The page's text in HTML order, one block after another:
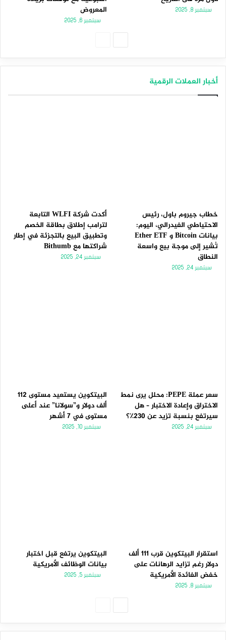
سبتمبر 8, 2025
المعروض
سبتمبر 6, 2025
أخبار العملات الرقمية
خطاب جيروم باول، رئيس
الاحتياطي الفيدرالي، اليوم:
بيانات Bitcoin و Ether ETF
تُشير إلى موجة بيع واسعة
النطاق
سبتمبر 24, 2025
أكدت شركة WLFI التابعة
لترامب إطلاق بطاقة الخصم
وتطبيق البيع بالتجزئة في إطار
شراكتها مع Bithumb
سبتمبر 24, 2025
سعر عملة PEPE: محلل يرى نمط
الاختراق وإعادة الاختبار – هل
سيرتفع بنسبة تزيد عن 230٪؟
سبتمبر 24, 2025
البيتكوين يستعيد مستوى 112
ألف دولار و”سولانا” عند أعلى
مستوى في 7 أشهر
سبتمبر 10, 2025
استقرار البيتكوين قرب 111 ألف
دولار رغم تزايد الرهانات على
خفض الفائدة الأمريكية
سبتمبر 8, 2025
البيتكوين يرتفع قبل اختبار
بيانات الوظائف الأمريكية
سبتمبر 5, 2025